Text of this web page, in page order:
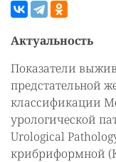
Актуальность
Показатели
предстательной
классификации
урологической
Urological
крибриформной